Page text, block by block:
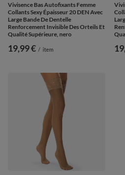
Vivisence Bas Autofixants Femme
Collants Sexy Épaisseur 20 DEN Avec
Large Bande De Dentelle
Renforcement Invisible Des Orteils Et
Qualité Supérieure, nero
19,99 € / item